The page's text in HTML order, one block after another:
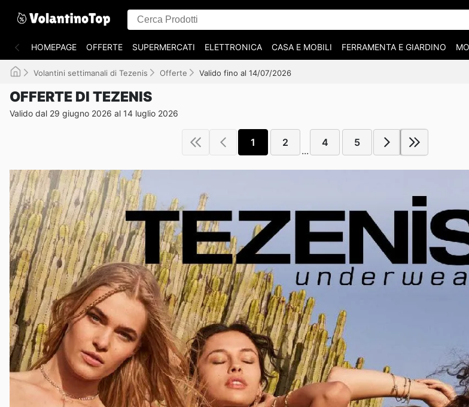
HOMEPAGE OFFERTE SUPERMERCATI ELETTRONICA CASA E MOBILI FERRAMENTA E GIARDINO
Volantini settimanali di Tezenis Offerte Valido fino al 14/07/2026
OFFERTE DI TEZENIS
Valido dal 29 giugno 2026 al 14 luglio 2026
1 2
...
4 5